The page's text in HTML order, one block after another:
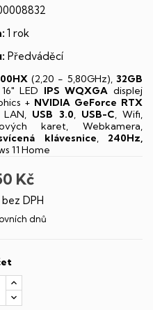
1 rok
Předváděcí
(2,20 - 5,80GHz), 32GB
LED IPS WQXGA displej
+ NVIDIA GeForce RTX
LAN, USB 3.0, USB-C, Wifi,
karet, Webkamera,
klávesnice, 240Hz,
11 Home
Kč
DPH
dnů